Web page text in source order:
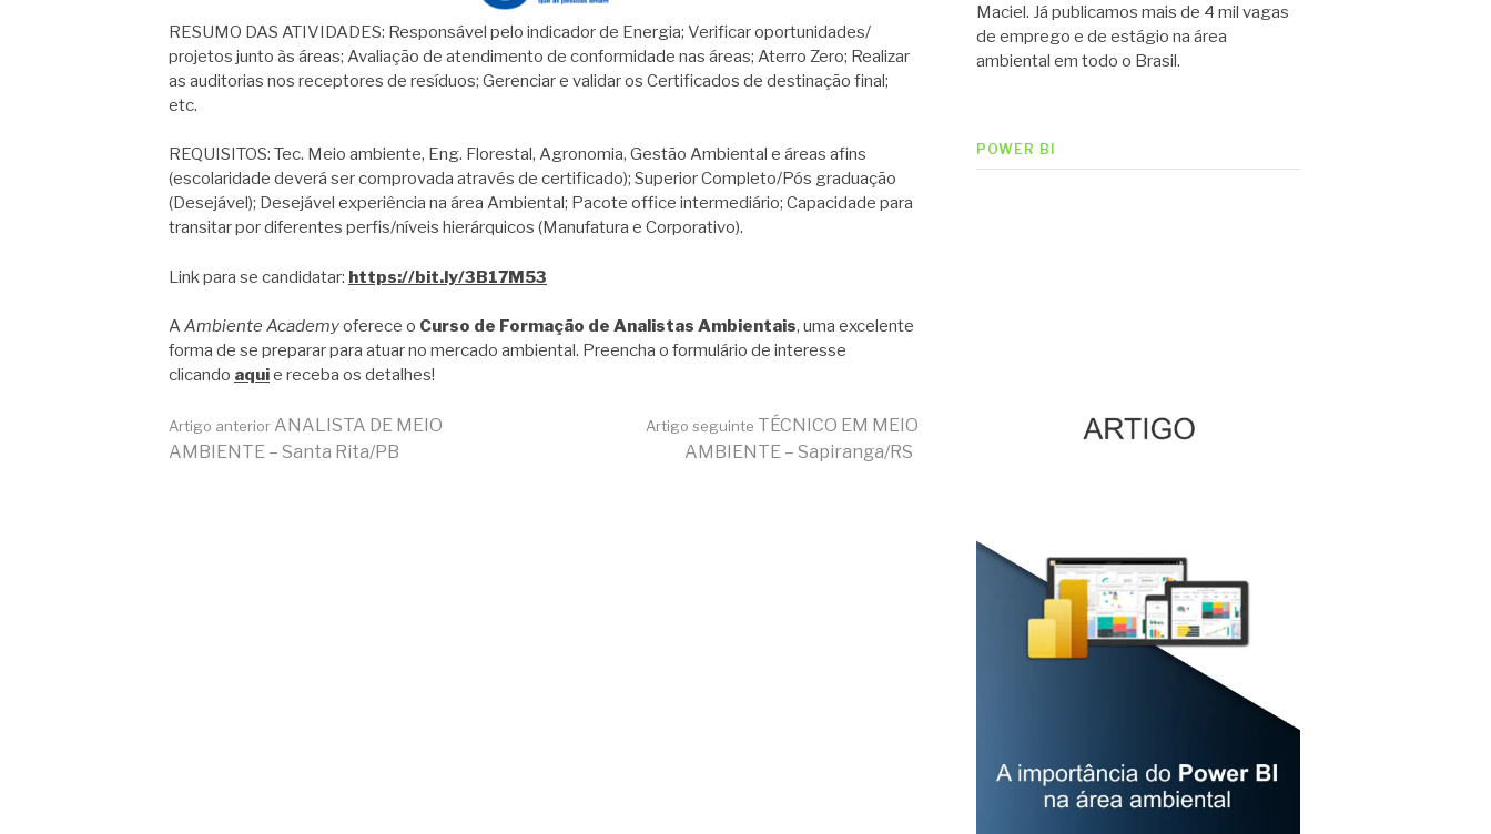
RESUMO DAS ATIVIDADES: Responsável pelo indicador de Energia; Verificar oportunidades/
projetos junto às áreas; Avaliação de atendimento de conformidade nas áreas; Aterro Zero; Realizar
as auditorias nos receptores de resíduos; Gerenciar e validar os Certificados de destinação final;
etc.
REQUISITOS: Tec. Meio ambiente, Eng. Florestal, Agronomia, Gestão Ambiental e áreas afins
(escolaridade deverá ser comprovada através de certificado); Superior Completo/Pós graduação
(Desejável); Desejável experiência na área Ambiental; Pacote office intermediário; Capacidade para
transitar por diferentes perfis/níveis hierárquicos (Manufatura e Corporativo).
Link para se candidatar: https://bit.ly/3B17M53
AAmbiente Academyoferece o Curso de Formação de Analistas Ambientais, uma excelente
forma de se preparar para atuar no mercado ambiental. Preencha o formulário de interesse
clicando aquie receba os detalhes!
Continue
Artigo anterior ANALISTA DE MEIO
AMBIENTE – Santa Rita/PB
Artigo seguinte TÉCNICO EM MEIO
AMBIENTE – Sapiranga/RS
Maciel. Já publicamos mais de 4 mil vagas
de emprego e de estágio na área
ambiental em todo o Brasil.
POWER BI